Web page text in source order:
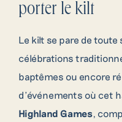
porter le kilt
Le kilt se pare de
célébrations
baptêmes ou encore
d’événements où cet
Highland Games ,